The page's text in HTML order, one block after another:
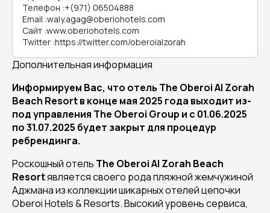
Телефон :+(971) 06504888
Email :waly.agag@oberiohotels.com
Сайт :www.oberiohotels.com
Twitter :https://twitter.com/oberoialzorah
Дополнительная информация
Информируем Вас, что отель The OberoiAl Zorah
Beach Resort в конце мая 2025 года выходит из-
под управления The Oberoi Group и с 01.06.2025
по 31.07.2025 будет закрыт для процедур
ребрендинга.
Роскошный отель The OberoiAl Zorah Beach
Resortявляется своего рода пляжной жемчужиной
Аджмана из коллекции шикарных отелей цепочки
Oberoi Hotels & Resorts. Высокий уровень сервиса,